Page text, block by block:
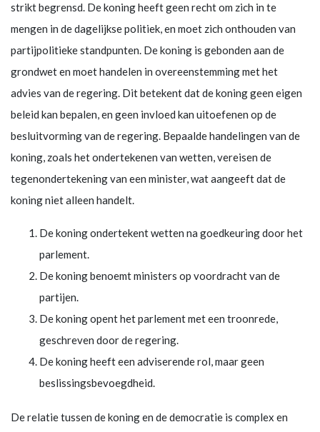
strikt begrensd. De koning heeft geen recht om zich in te
mengen in de dagelijkse politiek, en moet zich onthouden van
partijpolitieke standpunten. De koning is gebonden aan de
grondwet en moet handelen in overeenstemming met het
advies van de regering. Dit betekent dat de koning geen eigen
beleid kan bepalen, en geen invloed kan uitoefenen op de
besluitvorming van de regering. Bepaalde handelingen van de
koning, zoals het ondertekenen van wetten, vereisen de
tegenondertekening van een minister, wat aangeeft dat de
koning niet alleen handelt.
De koning ondertekent wetten na goedkeuring door het
parlement.
De koning benoemt ministers op voordracht van de
partijen.
De koning opent het parlement met een troonrede,
geschreven door de regering.
De koning heeft een adviserende rol, maar geen
beslissingsbevoegdheid.
De relatie tussen de koning en de democratie is complex en